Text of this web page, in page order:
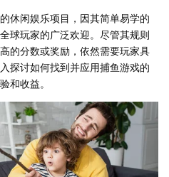
休闲娱乐项目，因其简单易学的
球玩家的广泛欢迎。尽管其规则
的分数或奖励，依然需要玩家具
探讨如何找到并应用捕鱼游戏的
和收益。